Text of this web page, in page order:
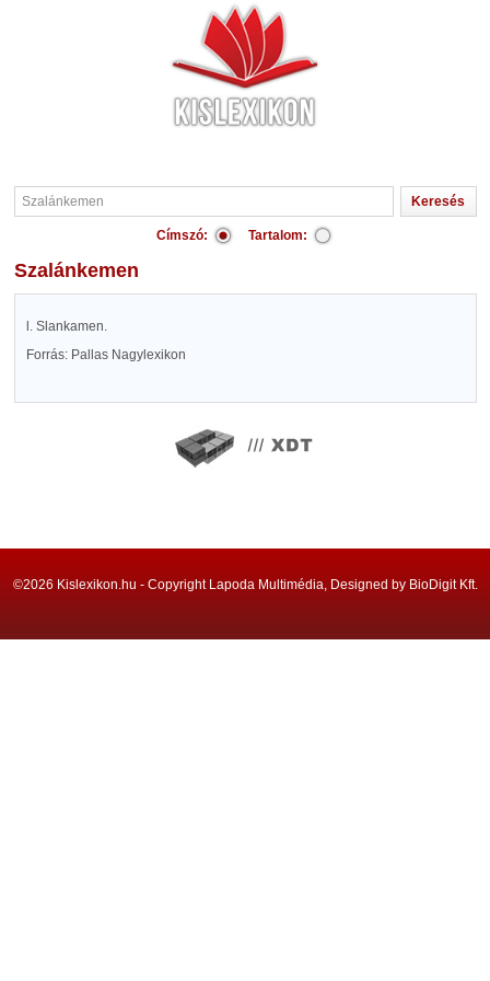
Címszó: Tartalom:
Szalánkemen
l. Slankamen.
Forrás: Pallas Nagylexikon
©2026 Kislexikon.hu - Copyright Lapoda Multimédia, Designed by BioDigit Kft.